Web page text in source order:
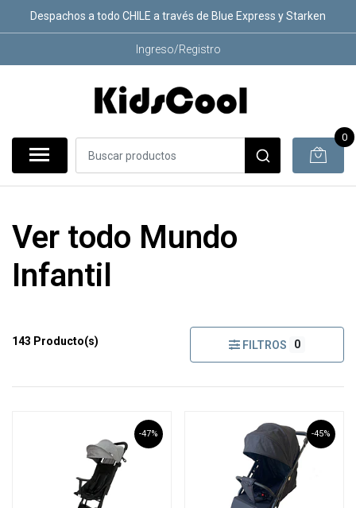
Despachos a todo CHILE a través de Blue Express y Starken
Ingreso/Registro
0
Ver todo Mundo
Infantil
143 Producto(s) FILTROS 0
-47% -45%